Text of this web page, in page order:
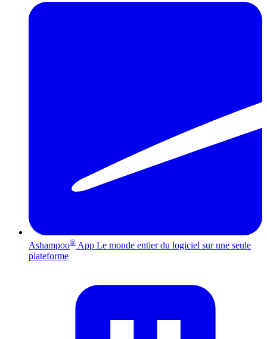
Ashampoo® App Le monde entier du logiciel sur une seule
plateforme